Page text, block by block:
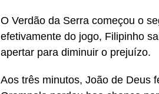
O Verdão da Serra começou o
efetivamente do jogo, Filipinho
apertar para diminuir o prejuízo.
Aos três minutos, João de Deus